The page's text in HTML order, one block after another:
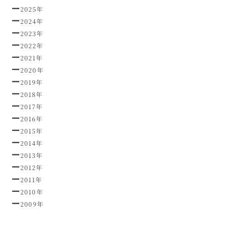
2025年
2024年
2023年
2022年
2021年
2020年
2019年
2018年
2017年
2016年
2015年
2014年
2013年
2012年
2011年
2010年
2009年